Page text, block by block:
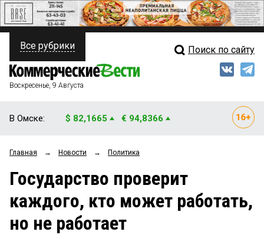
ПОЛИТИКА
ФИНАНСЫ
ОБЩЕСТВО
ЗАКОН
НОВОСТИ КОМПАНИЙ
Свежий выпуск
Рейтинги
Блоги
Все рубрики Поиск по сайту
Воскресенье, 9 Августа
В Омске: $ 82,1665 € 94,8366
Главная → Новости → Политика
Государство проверит
каждого, кто может работать,
но не работает